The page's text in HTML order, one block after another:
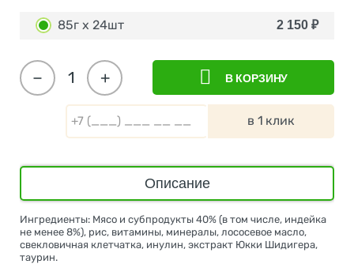
85г х 24шт 2 150 ₽
+
− В КОРЗИНУ
в 1 клик
Описание
Ингредиенты: Мясо и субпродукты 40% (в том числе, индейка
не менее 8%), рис, витамины, минералы, лососевое масло,
свекловичная клетчатка, инулин, экстракт Юкки Шидигера,
таурин.